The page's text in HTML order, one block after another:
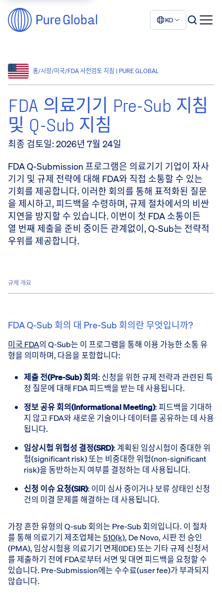
KO
홈/시장/미국/FDA 사전검토 지침 | PURE GLOBAL
FDA 의료기기 Pre-Sub 지침
및 Q-Sub 지침
최종 검토일: 2026년 7월 24일
FDA Q-Submission 프로그램은 의료기기 기업이 자사
기기 및 규제 전략에 대해 FDA와 직접 소통할 수 있는
기회를 제공합니다. 이러한 회의를 통해 표적화된 질문
을 제시하고, 피드백을 수령하며, 규제 절차에서의 비싼
지연을 방지할 수 있습니다. 이번이 첫 FDA 소통이든
열 번째 제출을 준비 중이든 관계없이, Q-Sub는 전략적
우위를 제공합니다.
규제 개요
FDA Q-Sub 회의 대 Pre-Sub 회의란 무엇입니까?
미국 FDA의 Q-Sub는 이 프로그램을 통해 이용 가능한 소통 유
형을 의미하며, 다음을 포함합니다:
제출 전(Pre-Sub) 회의​: 신청을 위한 규제 전략과 관련된 특
정 질문에 대해 FDA 피드백을 받는 데 사용됩니다.
정보 공유 회의(Informational Meeting)​: 피드백을 기대하
지 않고 FDA와 새로운 기술이나 데이터를 공유하는 데 사용
됩니다.
임상시험 위험성 결정(SRD)​: 계획된 임상시험이 중대한 위
험(significant risk) 또는 비중대한 위험(non-significant
risk)을 동반하는지 여부를 결정하는 데 사용됩니다.
신청 이슈 요청(SIR)​: 이미 심사 중이거나 보류 상태인 신청
건의 미결 문제를 해결하는 데 사용됩니다.
가장 흔한 유형의 Q-sub 회의는 Pre-Sub 회의입니다. 이 절차
를 통해 의료기기 제조업체는510(k), De Novo, 시판 전 승인
(PMA), 임상시험용 의료기기 면제(IDE) 또는 기타 규제 신청서
를 제출하기 전에 FDA로부터 서면 및 대면 피드백을 요청할 수
있습니다. Pre-Submission에는 수수료(user fee)가 부과되지
않습니다.